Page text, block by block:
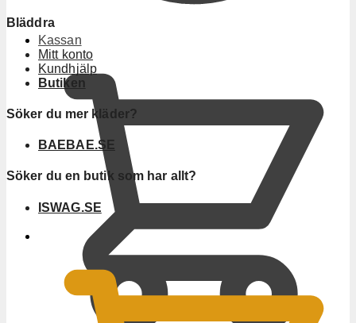
Kassan
Bläddra
Mitt konto
Kundhjälp
Butiken
Söker du mer kläder?
BAEBAE.SE
Söker du en butik som har allt?
ISWAG.SE